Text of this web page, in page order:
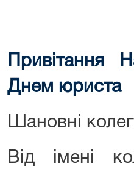
Привітання
Днем юриста
Шановні
Від імені